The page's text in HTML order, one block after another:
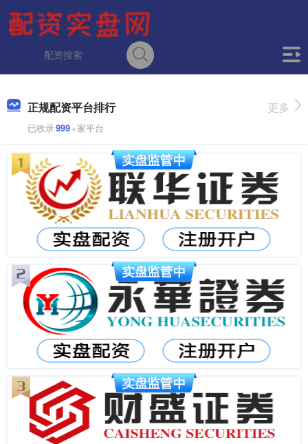
正规配资平台排行
已收录999+家平台
更多